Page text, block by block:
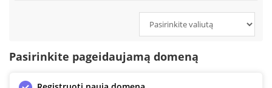
Pasirinkite pageidaujamą domeną